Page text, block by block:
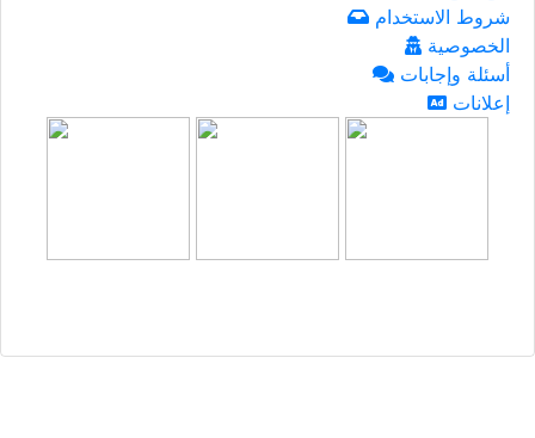
شروط الاستخدام
الخصوصية
أسئلة وإجابات
إعلانات